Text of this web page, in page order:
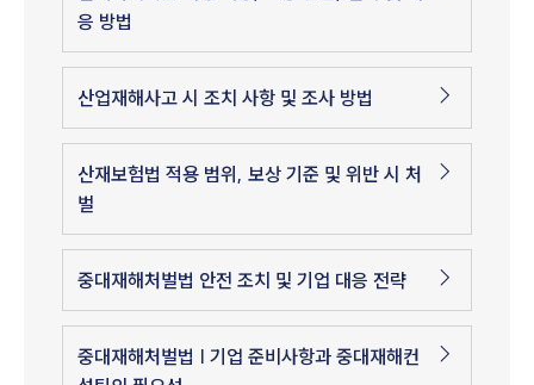
응 방법
산업재해사고 시 조치 사항 및 조사 방법
산재보험법 적용 범위, 보상 기준 및 위반 시 처
벌
중대재해처벌법 안전 조치 및 기업 대응 전략
중대재해처벌법 | 기업 준비사항과 중대재해컨